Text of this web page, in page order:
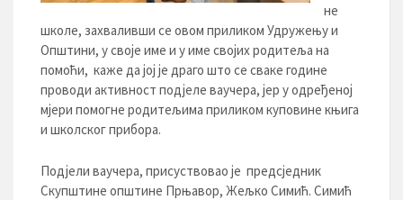
не
школе, захваливши се овом приликом Удружењу и
Општини, у своје име и у име својих родитеља на
помоћи, каже да јој је драго што се сваке године
проводи активност подјеле ваучера, јер у одређеној
мјери помогне родитељима приликом куповине књига
и школског прибора.
Подјели ваучера, присуствовао је предсједник
Скупштине општине Прњавор, Жељко Симић. Симић